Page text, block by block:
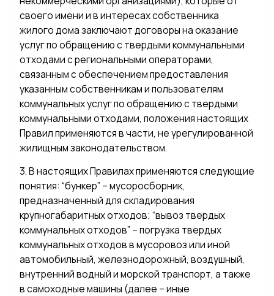
своего имени и в интересах собственника
жилого дома заключают договоры на оказание
услуг по обращению с твердыми коммунальными
отходами с региональными операторами,
связанным с обеспечением предоставления
указанным собственникам и пользователям
коммунальных услуг по обращению с твердыми
коммунальными отходами, положения настоящих
Правил применяются в части, не урегулированной
жилищным законодательством.
3. В настоящих Правилах применяются следующие
понятия: “бункер” – мусоросборник,
предназначенный для складирования
крупногабаритных отходов; “вывоз твердых
коммунальных отходов” – погрузка твердых
коммунальных отходов в мусоровоз или иной
автомобильный, железнодорожный, воздушный,
внутренний водный и морской транспорт, а также
в самоходные машины (далее – иные